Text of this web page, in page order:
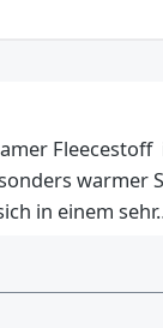
Fleecestoff
warmer
in einem